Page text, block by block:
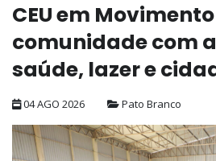
CEU em
comunidade com
saúde, lazer e
04 AGO 2026 Pato Branco